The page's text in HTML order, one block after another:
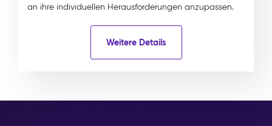
an ihre individuellen Herausforderungen anzupassen.
Weitere Details